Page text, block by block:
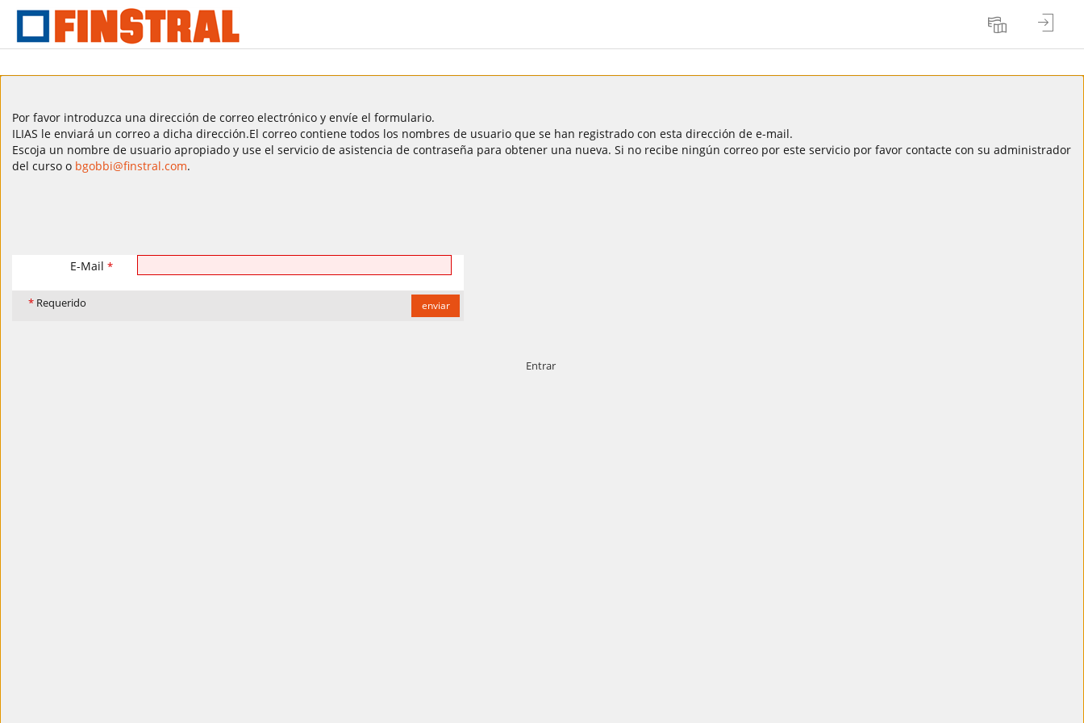
Por favor introduzca una dirección de correo electrónico y envíe el formulario.
ILIAS le enviará un correo a dicha dirección.El correo contiene todos los nombres de usuario que se han registrado con esta dirección de e-mail.
Escoja un nombre de usuario apropiado y use el servicio de asistencia de contraseña para obtener una nueva. Si no recibe ningún correo por este servicio por favor contacte con su administrador
del curso o bgobbi@finstral.com.
E-Mail *
* Requerido
Entrar